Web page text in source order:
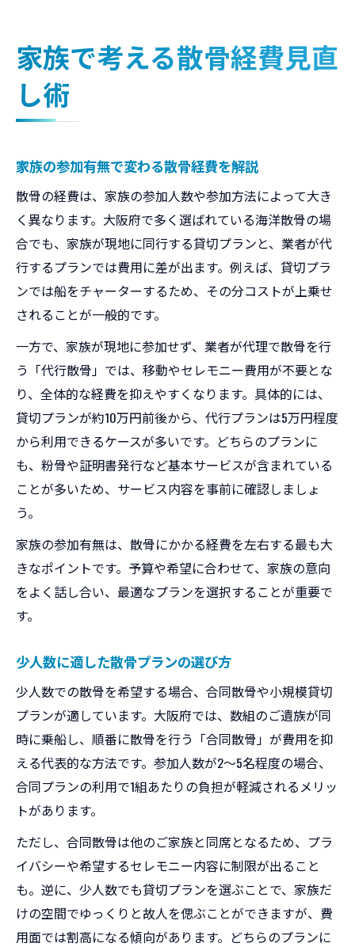
家族で考える散骨経費見直
し術
家族の参加有無で変わる散骨経費を解説
散骨の経費は、家族の参加人数や参加方法によって大き
く異なります。大阪府で多く選ばれている海洋散骨の場
合でも、家族が現地に同行する貸切プランと、業者が代
行するプランでは費用に差が出ます。例えば、貸切プラ
ンでは船をチャーターするため、その分コストが上乗せ
されることが一般的です。
一方で、家族が現地に参加せず、業者が代理で散骨を行
う「代行散骨」では、移動やセレモニー費用が不要とな
り、全体的な経費を抑えやすくなります。具体的には、
貸切プランが約10万円前後から、代行プランは5万円程度
から利用できるケースが多いです。どちらのプランに
も、粉骨や証明書発行など基本サービスが含まれている
ことが多いため、サービス内容を事前に確認しましょ
う。
家族の参加有無は、散骨にかかる経費を左右する最も大
きなポイントです。予算や希望に合わせて、家族の意向
をよく話し合い、最適なプランを選択することが重要で
す。
少人数に適した散骨プランの選び方
少人数での散骨を希望する場合、合同散骨や小規模貸切
プランが適しています。大阪府では、数組のご遺族が同
時に乗船し、順番に散骨を行う「合同散骨」が費用を抑
える代表的な方法です。参加人数が2～5名程度の場合、
合同プランの利用で1組あたりの負担が軽減されるメリッ
トがあります。
ただし、合同散骨は他のご家族と同席となるため、プラ
イバシーや希望するセレモニー内容に制限が出ること
も。逆に、少人数でも貸切プランを選ぶことで、家族だ
けの空間でゆっくりと故人を偲ぶことができますが、費
用面では割高になる傾向があります。どちらのプランに